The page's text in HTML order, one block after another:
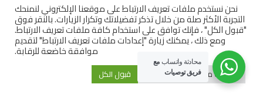
96
VRSK
Verisk Analytics, Inc.
Common Stock
فيريسك أناليتكس، إنك.
أسهم عادية
97
VRTX
Vertex Pharmaceuticals
Incorporated Common
Stock
فيرتكس فارماسوتيكلز
Warner Bros. Discovery,
نحن نستخدم ملفات تعريف الارتباط على موقعنا الإلكتروني لنمنحك
التجربة الأكثر صلة من خلال تذكر تفضيلاتك وتكرار الزيارات. بالنقر فوق
"قبول الكل" ، فإنك توافق على استخدام كافة ملفات تعريف الارتباط.
ومع ذلك ، يمكنك زيارة "إعدادات ملفات تعريف الارتباط" لتقديم
موافقة خاضعة للرقابة.
إعدادات ملفات تعريف الارتباط قبول الكل
محادثة واتساب مع
فريق توصيات